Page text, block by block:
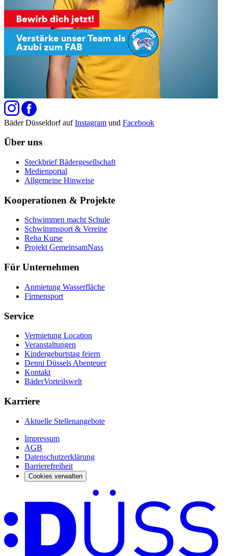
Bäder Düsseldorf aufInstagram und Facebook
Über uns
Steckbrief Bädergesellschaft
Medienportal
Allgemeine Hinweise
Kooperationen & Projekte
Schwimmen macht Schule
Schwimmsport & Vereine
Reha Kurse
Projekt GemeinsamNass
Für Unternehmen
Anmietung Wasserfläche
Firmensport
Service
Vermietung Location
Veranstaltungen
Kindergeburtstag feiern
Denni Düssels Abenteuer
Kontakt
BäderVorteilswelt
Karriere
Aktuelle Stellenangebote
Impressum
AGB
Datenschutzerklärung
Barrierefreiheit
Cookies verwalten